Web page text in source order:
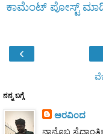
ಕಾಮೆಂಟ್‌‌ ಪೋಸ್ಟ್‌
‹
ನನ್ನ ಬಗ್ಗೆ
ಅರವಿಂದ
ನಾನೊಬ್ಬ